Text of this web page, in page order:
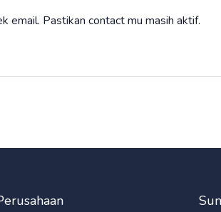
email. Pastikan contact mu masih aktif.